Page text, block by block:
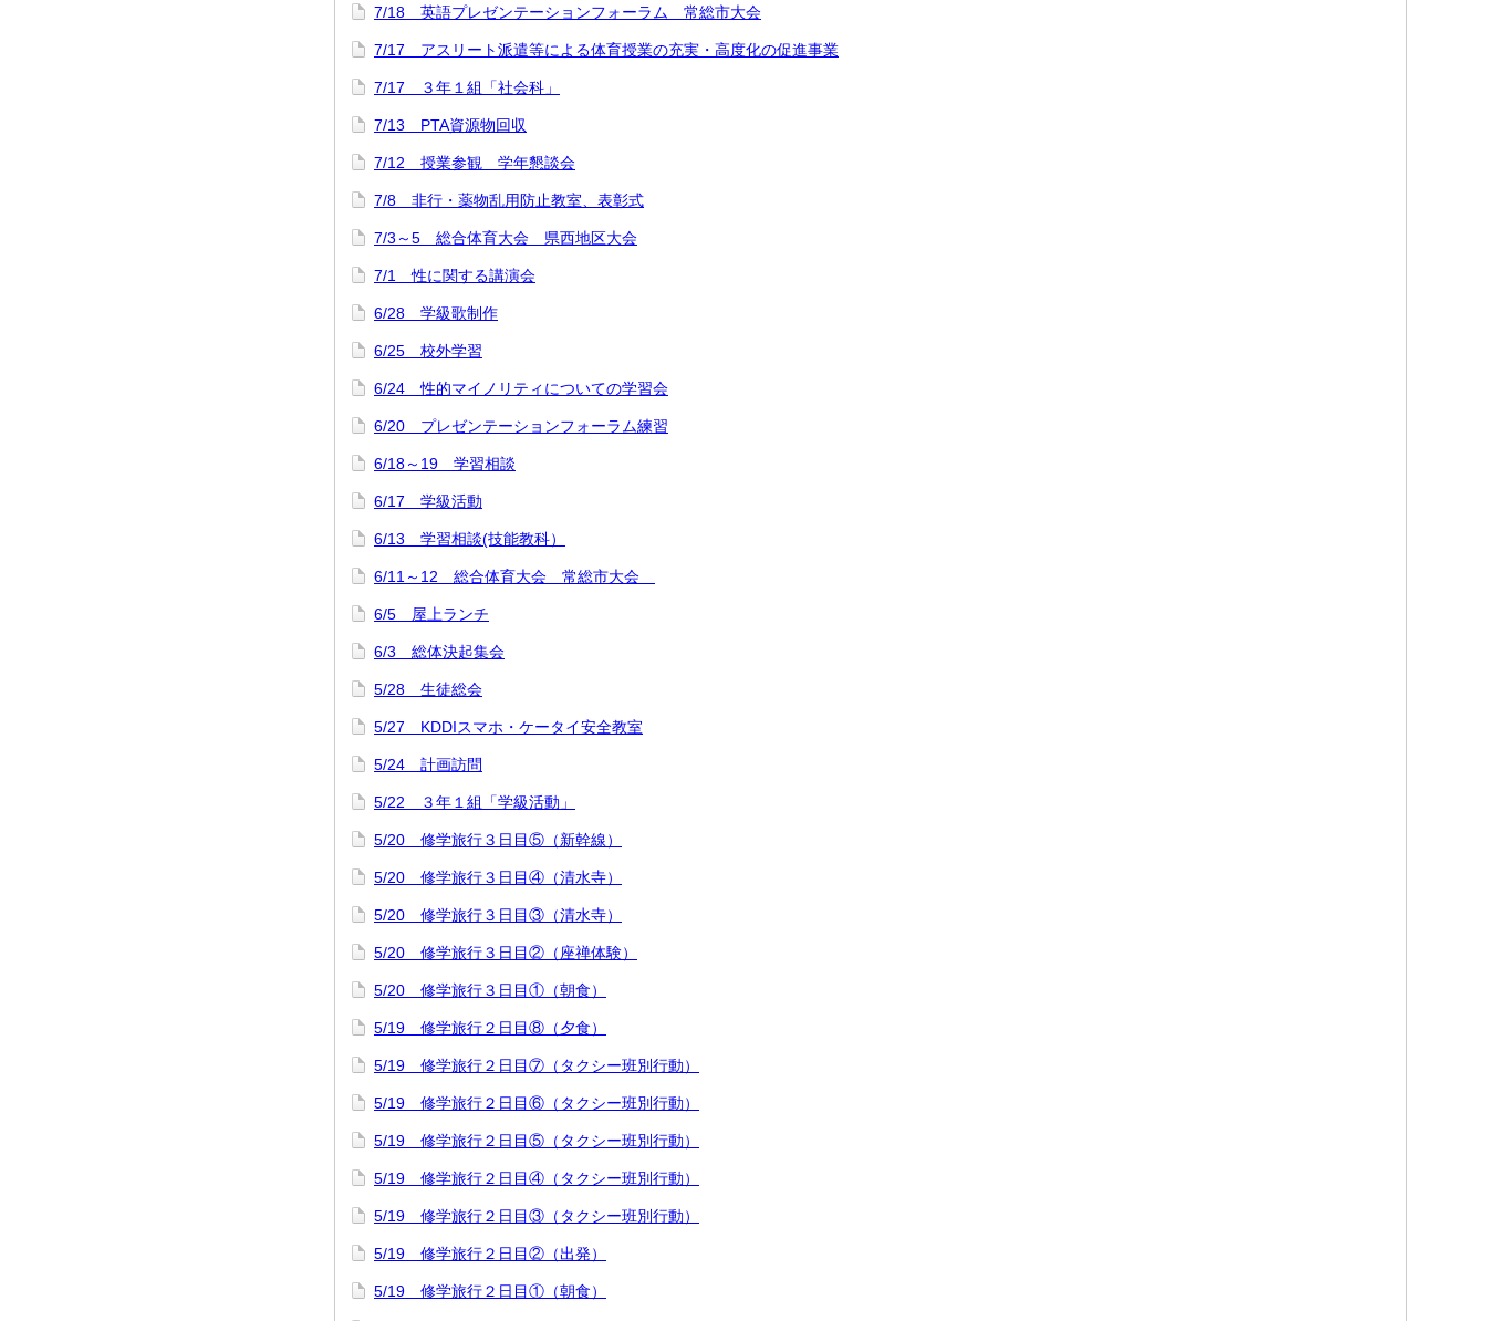
7/18 英語プレゼンテーションフォーラム 常総市大会
7/17 アスリート派遣等による体育授業の充実・高度化の促進事業
7/17 ３年１組「社会科」
7/13 PTA資源物回収
7/12 授業参観 学年懇談会
7/8 非行・薬物乱用防止教室、表彰式
7/3～5 総合体育大会 県西地区大会
7/1 性に関する講演会
6/28 学級歌制作
6/25 校外学習
6/24 性的マイノリティについての学習会
6/20 プレゼンテーションフォーラム練習
6/18～19 学習相談
6/17 学級活動
6/13 学習相談(技能教科）
6/11～12 総合体育大会 常総市大会
6/5 屋上ランチ
6/3 総体決起集会
5/28 生徒総会
5/27 KDDIスマホ・ケータイ安全教室
5/24 計画訪問
5/22 ３年１組「学級活動」
5/20 修学旅行３日目⑤（新幹線）
5/20 修学旅行３日目④（清水寺）
5/20 修学旅行３日目③（清水寺）
5/20 修学旅行３日目②（座禅体験）
5/20 修学旅行３日目①（朝食）
5/19 修学旅行２日目⑧（夕食）
5/19 修学旅行２日目⑦（タクシー班別行動）
5/19 修学旅行２日目⑥（タクシー班別行動）
5/19 修学旅行２日目⑤（タクシー班別行動）
5/19 修学旅行２日目④（タクシー班別行動）
5/19 修学旅行２日目③（タクシー班別行動）
5/19 修学旅行２日目②（出発）
5/19 修学旅行２日目①（朝食）